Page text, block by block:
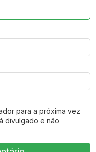
para a próxima vez
divulgado e não